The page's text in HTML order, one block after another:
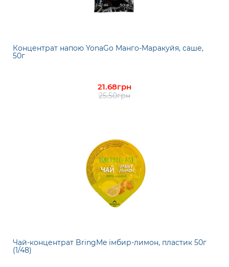
Концентрат напою YonaGo Манго-Маракуйя, саше,
50г
21.68грн
25.50грн
Чай-концентрат BringMe імбир-лимон, пластик 50г
(1/48)